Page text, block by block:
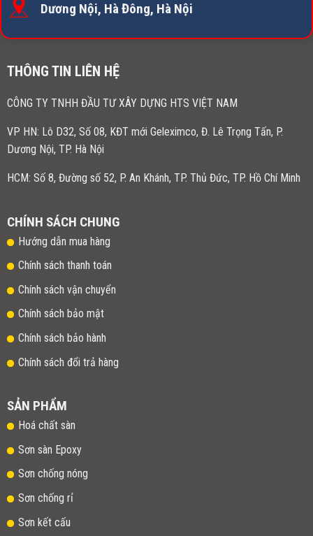
Dương Nội, Hà Đông, Hà Nội
THÔNG TIN LIÊN HỆ
CÔNG TY TNHH ĐẦU TƯ XÂY DỰNG HTS VIỆT NAM
VP HN: Lô D32, Số 08, KĐT mới Geleximco, Đ. Lê Trọng Tấn, P.
Dương Nội, TP. Hà Nội
HCM: Số 8, Đường số 52, P. An Khánh, TP. Thủ Đức, TP. Hồ Chí Minh
CHÍNH SÁCH CHUNG
Hướng dẫn mua hàng
Chính sách thanh toán
Chính sách vận chuyển
Chính sách bảo mật
Chính sách bảo hành
Chính sách đổi trả hàng
SẢN PHẨM
Hoá chất sàn
Sơn sàn Epoxy
Sơn chống nóng
Sơn chống rỉ
Sơn kết cấu